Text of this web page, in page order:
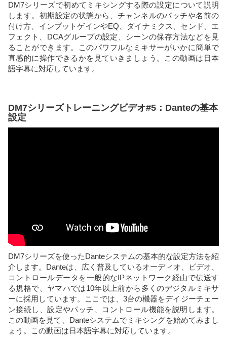
DM7シリーズで初めてミキシングする際の設定について説明
します。初期設定の状態から、チャンネルのパッチや名前の
付け方、インプットゲインやEQ、ダイナミクス、センド、エ
フェクト、DCAグループの設定、シーンの保存方法などを見
ることができます。このパワフルなミキサーがいかに簡単で
直感的に操作できるかを見ていきましょう。この動画は日本
語字幕に対応しています。
DM7シリーズトレーニングビデオ#5：Danteの基本
設定
DM7シリーズを使ったDanteシステムの基本的な設定方法を紹
介します。Danteは、広く普及しているオーディオ、ビデオ、
コントロールデータを一般的なIPネットワーク経由で伝送す
る規格で、ヤマハでは10年以上前から多くのデジタルミキサ
ーに採用しています。ここでは、3台の機器をデイジーチェー
ン接続し、設定やパッチ、コントロール機能を説明します。
この動画を見て、Danteシステムでミキシングを始めてみまし
ょう。この動画は日本語字幕に対応しています。